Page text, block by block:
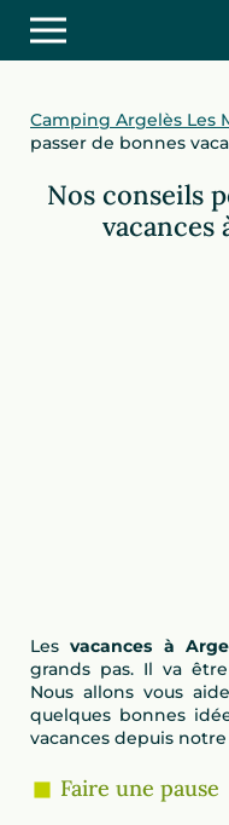
Camping Argelès Les
passer de bonnes
Nos conseils
vacances
Lesvacances à
grands pas. Il va
Nous allons vous
quelques bonnes
vacances depuis notre
Faire une pause